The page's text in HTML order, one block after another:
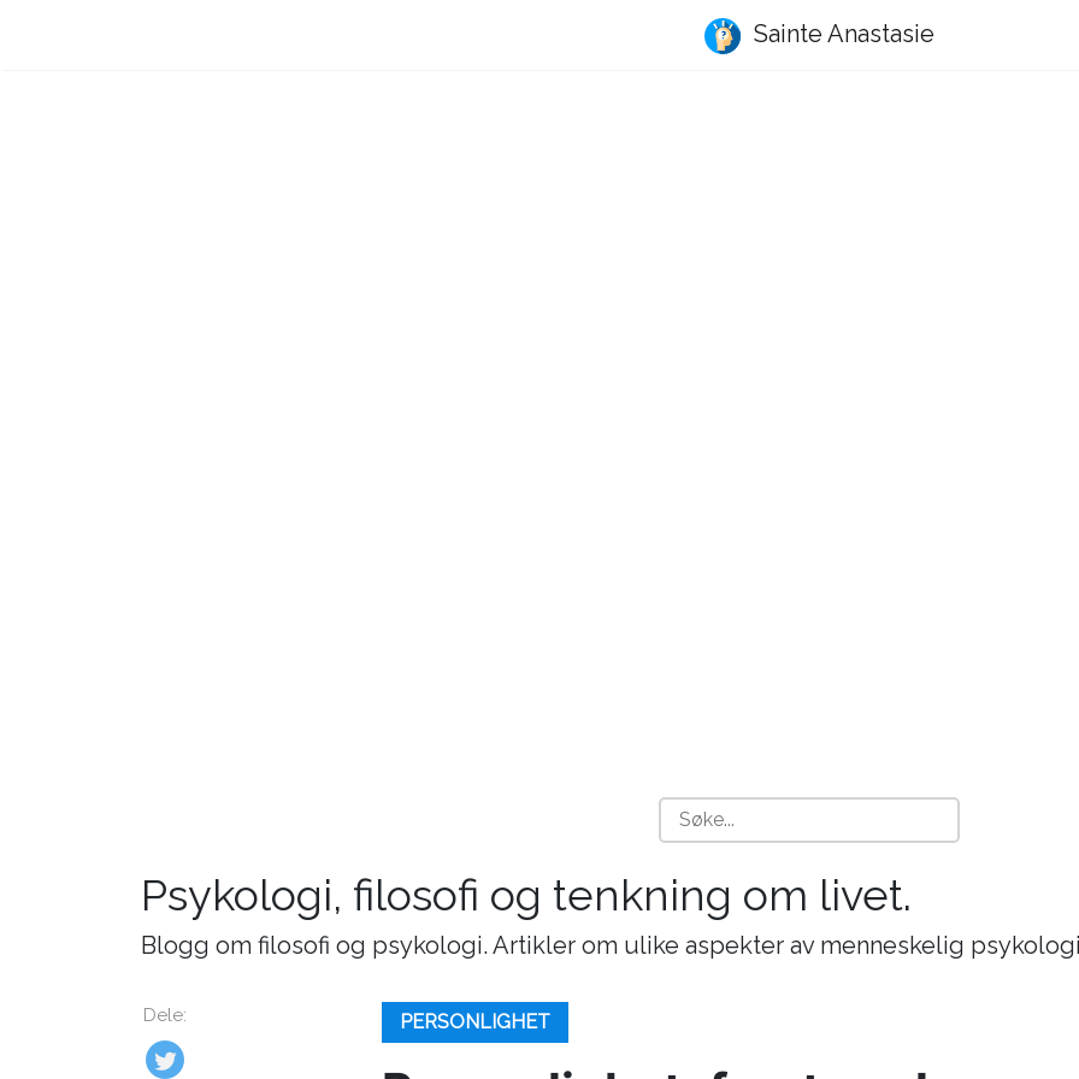
Sainte Anastasie
Psykologi, filosofi og tenkning om livet.
Blogg om filosofi og psykologi. Artikler om ulike aspekter av menneskelig
Dele: PERSONLIGHET